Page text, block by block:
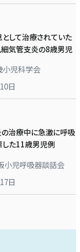
して治療されていた
気管支炎の8歳男児
小児科学会
日
治療中に急激に呼吸
た11歳男児例
小児呼吸器談話会
日